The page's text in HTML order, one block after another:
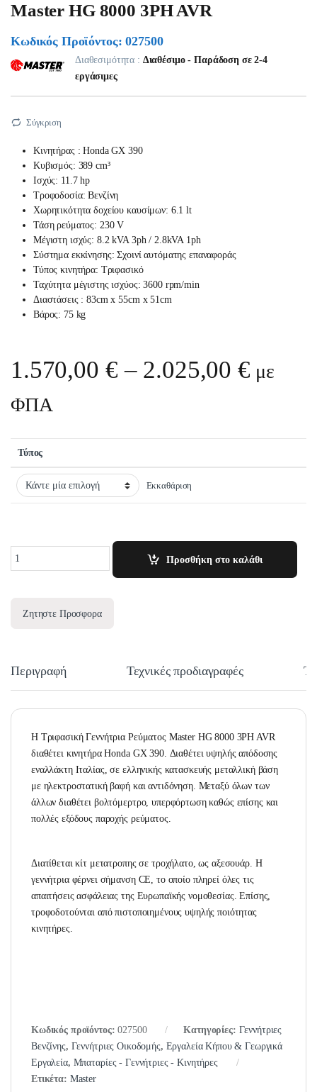
Master HG 8000 3PH AVR
Κωδικός Προϊόντος: 027500
Διαθεσιμότητα : Διαθέσιμο - Παράδοση σε 2-4
εργάσιμες
Σύγκριση
Κινητήρας : Honda GX 390
Κυβισμός: 389 cm³
Ισχύς: 11.7hp
Τροφοδοσία: Βενζίνη
Χωρητικότητα δοχείου καυσίμων: 6.1lt
Τάση ρεύματος: 230 V
Μέγιστη ισχύς: 8.2kVA 3ph / 2.8kVA 1ph
Σύστημα εκκίνησης: Σχοινί αυτόματης επαναφοράς
Τύπος κινητήρα: Τριφασικό
Ταχύτητα μέγιστης ισχύος:3600 rpm/min
Διαστάσεις : 83cm x 55cm x 51cm
Βάρος: 75 kg
1.570,00 € – 2.025,00 €Price
με
ΦΠΑ
Τύπος
Εκκαθάριση
Προσθήκη στο καλάθι
Ζητηστε Προσφορα
Περιγραφή Τεχνικές προδιαγραφές
Η Τριφασική Γεννήτρια Ρεύματος Master HG 8000 3PH AVR
διαθέτει κινητήρα Honda GX 390. Διαθέτει υψηλής απόδοσης
εναλλάκτη Ιταλίας, σε ελληνικής κατασκευής μεταλλική βάση
με ηλεκτροστατική βαφή και αντιδόνηση. Μεταξύ όλων των
άλλων διαθέτει βολτόμερτρο, υπερφόρτωση καθώς επίσης και
πολλές εξόδους παροχής ρεύματος.
Διατίθεται κίτ μετατροπης σε τροχήλατο, ως αξεσουάρ. Η
γεννήτρια φέρνει σήμανση CE, το οποίο πληρεί όλες τις
απαιτήσεις ασφάλειας της Ευρωπαϊκής νομοθεσίας. Επίσης,
τροφοδοτούνται από πιστοποιημένους υψηλής ποιότητας
κινητήρες.
Κωδικός προϊόντος:027500 Κατηγορίες: Γεννήτριες
Βενζίνης, Γεννήτριες Οικοδομής, Εργαλεία Κήπου & Γεωργικά
Εργαλεία, Μπαταρίες - Γεννήτριες - Κινητήρες
Ετικέτα: Master